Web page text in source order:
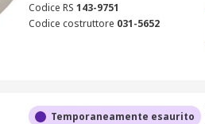
Codice RS 143-9751
Codice costruttore 031-5652
Temporaneamente esaurito